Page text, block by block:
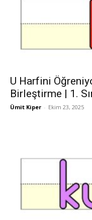
U Harfini
Birleştirme | 1.
Ümit Kiper - Ekim 23, 2025